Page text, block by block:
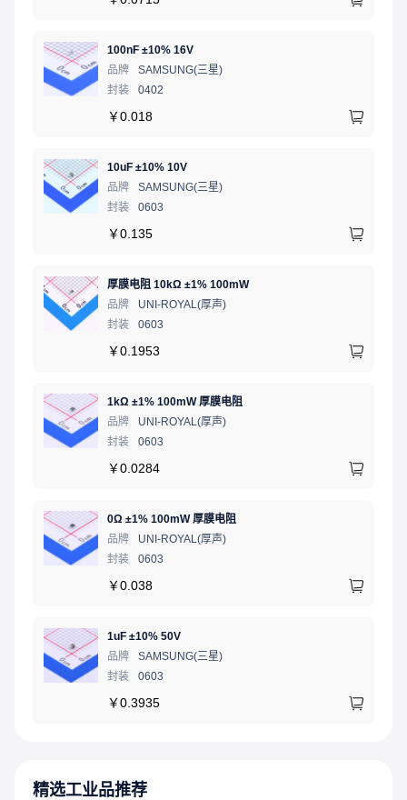
100nF ±10% 16V
品牌
SAMSUNG(三星)
封装
0402
￥0.018
10uF ±10% 10V
品牌
SAMSUNG(三星)
封装
0603
￥0.135
厚膜电阻 10kΩ ±1% 100mW
品牌
UNI-ROYAL(厚声)
封装
0603
￥0.1953
1kΩ ±1% 100mW 厚膜电阻
品牌
UNI-ROYAL(厚声)
封装
0603
￥0.0284
0Ω ±1% 100mW 厚膜电阻
品牌
UNI-ROYAL(厚声)
封装
0603
￥0.038
1uF ±10% 50V
品牌
SAMSUNG(三星)
封装
0603
￥0.3935
精选工业品推荐